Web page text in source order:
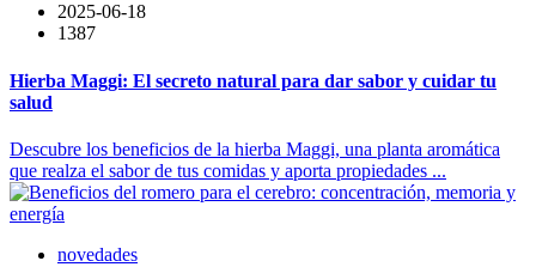
2025-06-18
1387
Hierba Maggi: El secreto natural para dar sabor y cuidar tu
salud
Descubre los beneficios de la hierba Maggi, una planta aromática
que realza el sabor de tus comidas y aporta propiedades ...
novedades